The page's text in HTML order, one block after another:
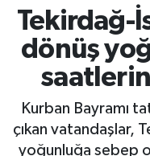
Tekirdağ-
dönüş
Kurban Bayramı
çıkan vatandaşlar,
yoğunluğa sebep
GÜNDEM
RESMİ İLANLAR
SİYASET
Bursa Trafik
Süper Lig Puan
Son Dakika